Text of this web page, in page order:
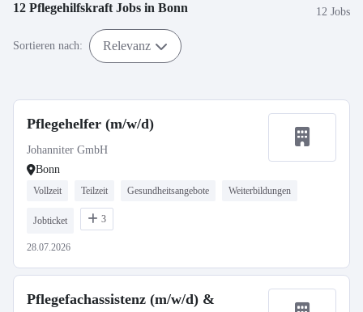
12 Pflegehilfskraft Jobs in Bonn 12 Jobs
Sortieren nach: Relevanz
Pflegehelfer (m/w/d)
Johanniter GmbH
Bonn
Vollzeit Teilzeit Gesundheitsangebote Weiterbildungen
Jobticket 3
28.07.2026
Pflegefachassistenz (m/w/d) &